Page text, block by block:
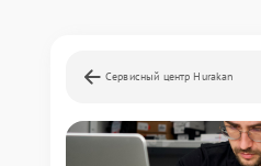
Сервисный центр Hurakan